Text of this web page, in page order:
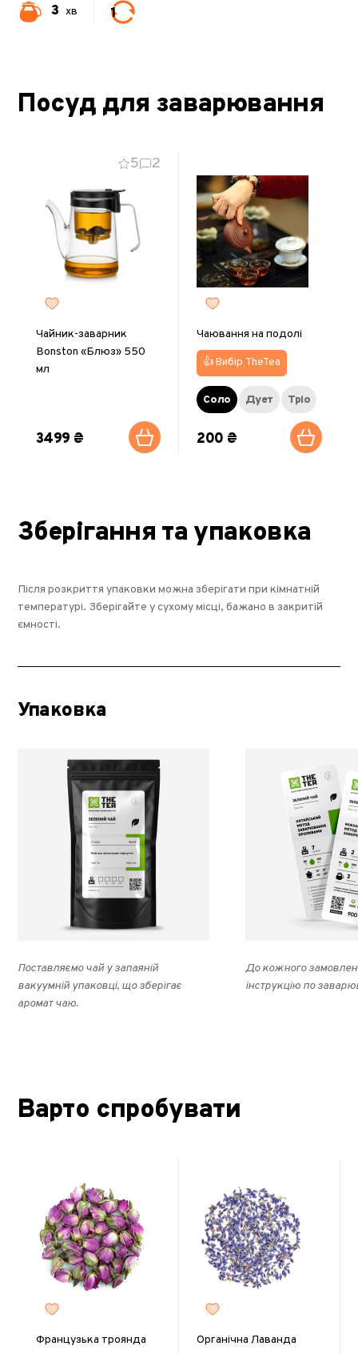
3 хв 1
Посуд для заварювання
5 2
Чайник-заварник
Bonston «Блюз» 550
мл
3499 ₴
Чаювання на подолі
👍 Вибір TheTea
Соло Дует Тріо
200 ₴
Зберігання та упаковка
Після розкриття упаковки можна зберігати при кімнатній
температурі. Зберігайте у сухому місці, бажано в закритій
ємності.
Упаковка
Поставляємо чай у запаяній
вакуумній упаковці, що зберігає
аромат чаю.
До кожного
інструкцію по
Варто спробувати
Французька троянда Органічна Лаванда